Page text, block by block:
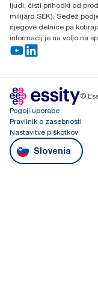
ljudi, čisti prihodki od
milijard SEK). Sedež
njegove delnice pa
informacij je na voljo na
©
Pogoji uporabe
Pravilnik o zasebnosti
Nastavitve piškotkov
Slovenia